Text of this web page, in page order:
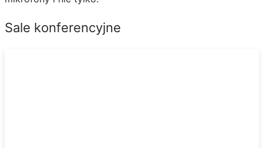
Sale konferencyjne